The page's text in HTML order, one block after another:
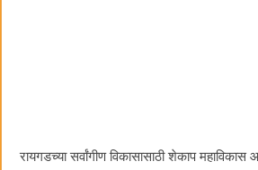
रायगडच्या सर्वांगीण विकासासाठी शेकाप महाविकास